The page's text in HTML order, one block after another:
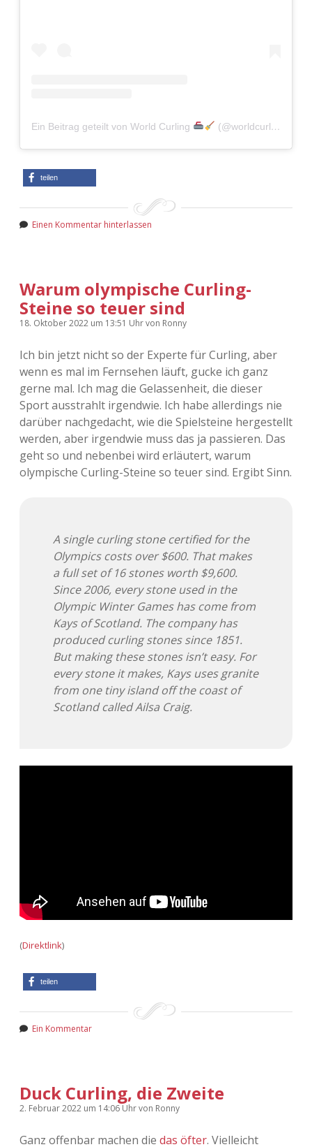
Ein Beitrag geteilt von World Curling (@worldcurling)
teilen
Einen Kommentar hinterlassen
Warum olympische Curling-
Steine so teuer sind
18. Oktober 2022 um 13:51 Uhrvon Ronny
Ich bin jetzt nicht so der Experte für Curling, aber
wenn es mal im Fernsehen läuft, gucke ich ganz
gerne mal. Ich mag die Gelassenheit, die dieser
Sport ausstrahlt irgendwie. Ich habe allerdings nie
darüber nachgedacht, wie die Spielsteine hergestellt
werden, aber irgendwie muss das ja passieren. Das
geht so und nebenbei wird erläutert, warum
olympische Curling-Steine so teuer sind. Ergibt Sinn.
A single curling stone certified for the
Olympics costs over $600. That makes
a full set of 16 stones worth $9,600.
Since 2006, every stone used in the
Olympic Winter Games has come from
Kays of Scotland. The company has
produced curling stones since 1851.
But making these stones isn’t easy. For
every stone it makes, Kays uses granite
from one tiny island off the coast of
Scotland called Ailsa Craig.
(Direktlink)
teilen
Ein Kommentar
Duck Curling, die Zweite
2. Februar 2022 um 14:06 Uhrvon Ronny
Ganz offenbar machen die das öfter. Vielleicht